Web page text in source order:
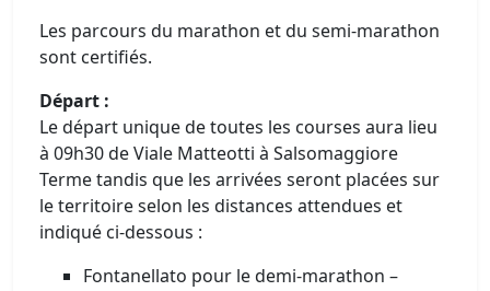
Les parcours du marathon et du semi-marathon
sont certifiés.
Départ :
Le départ unique de toutes les courses aura lieu
à 09h30 de Viale Matteotti à Salsomaggiore
Terme tandis que les arrivées seront placées sur
le territoire selon les distances attendues et
indiqué ci-dessous :
Fontanellato pour le demi-marathon –